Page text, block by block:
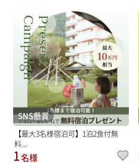
SNS懸賞
【最大3名様宿泊可】1泊2食付無
料...
1名様